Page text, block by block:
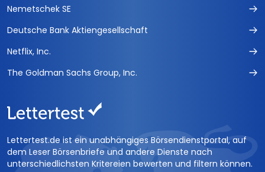
Nemetschek SE
Deutsche Bank Aktiengesellschaft
Netflix, Inc.
The Goldman Sachs Group, Inc.
Lettertest.de ist ein unabhängiges Börsendienstportal, auf
dem Leser Börsenbriefe und andere Dienste nach
unterschiedlichsten Kritereien bewerten und filtern können.